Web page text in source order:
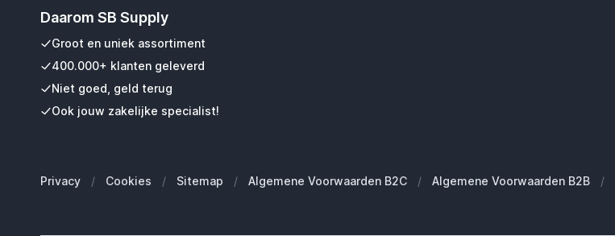
Daarom SB Supply
Groot en uniek assortiment
400.000+ klanten geleverd
Niet goed, geld terug
Ook jouw zakelijke specialist!
Privacy / Cookies / Sitemap / Algemene Voorwaarden B2C / Algemene Voorwaarden B2B /